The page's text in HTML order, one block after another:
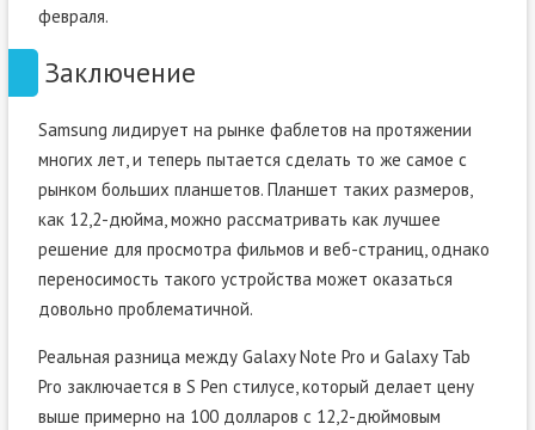
февраля.
Заключение
Samsung лидирует на рынке фаблетов на протяжении
многих лет, и теперь пытается сделать то же самое с
рынком больших планшетов. Планшет таких размеров,
как 12,2-дюйма, можно рассматривать как лучшее
решение для просмотра фильмов и веб-страниц, однако
переносимость такого устройства может оказаться
довольно проблематичной.
Реальная разница между Galaxy Note Pro и Galaxy Tab
Pro заключается в S Pen стилусе, который делает цену
выше примерно на 100 долларов с 12,2-дюймовым